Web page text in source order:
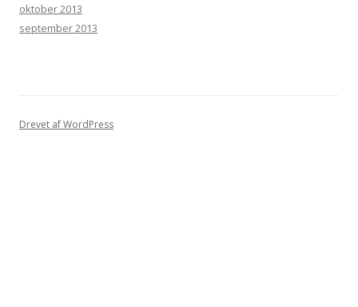
oktober 2013
september 2013
Drevet af WordPress